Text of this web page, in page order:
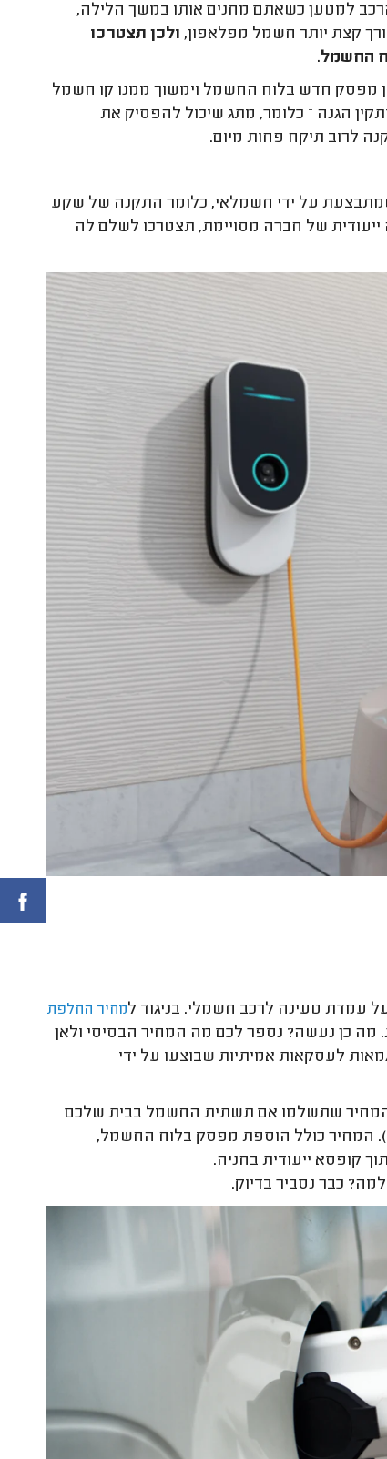
למטען כשאתם מחנים אותו במשך הלילה,
קצת יותר חשמל מפלאפון, ולכן תצטרכו
החשמל.
מפסק חדש בלוח החשמל וימשוך ממנו קו חשמל
הגנה – כלומר, מתג שיכול להפסיק את
לרוב תיקח פחות מיום.
על ידי חשמלאי, כלומר התקנה של שקע
של חברה מסויימת, תצטרכו לשלם לה
עמדת טעינה לרכב חשמלי. בניגוד למחיר החלפת
מה כן נעשה? נספר לכם מה המחיר הבסיסי ולאן
לעסקאות אמיתיות שבוצעו על ידי
שתשלמו אם תשתית החשמל בבית שלכם
שלכם קרובה מאד ללוח החשמל (עד 3-4 מטרים). המחיר כולל הוספת מפסק בלוח החשמל,
קופסא ייעודית בחניה.